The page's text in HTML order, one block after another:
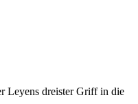
Leyens dreister Griff in die